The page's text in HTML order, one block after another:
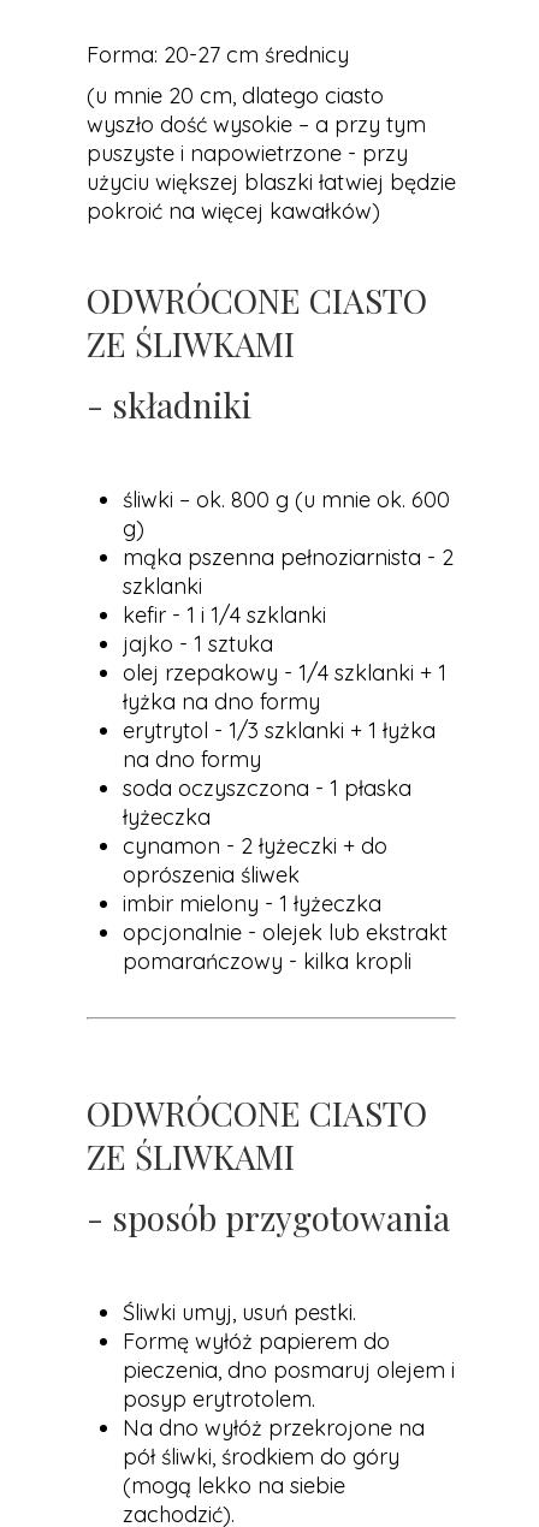
Forma: 20-27 cm średnicy
(u mnie 20 cm, dlatego ciasto
wyszło dość wysokie – a przy tym
puszyste i napowietrzone - przy
użyciu większej blaszki łatwiej będzie
pokroić na więcej kawałków)
ODWRÓCONE CIASTO
ZE ŚLIWKAMI
- składniki
śliwki – ok. 800 g (u mnie ok. 600
g)
mąka pszenna pełnoziarnista - 2
szklanki
kefir - 1 i 1/4 szklanki
jajko - 1 sztuka
olej rzepakowy - 1/4 szklanki + 1
łyżka na dno formy
erytrytol - 1/3 szklanki + 1 łyżka
na dno formy
soda oczyszczona - 1 płaska
łyżeczka
cynamon - 2 łyżeczki + do
oprószenia śliwek
imbir mielony - 1 łyżeczka
opcjonalnie - olejek lub ekstrakt
pomarańczowy - kilka kropli
ODWRÓCONE CIASTO
ZE ŚLIWKAMI
- sposób przygotowania
Śliwki umyj, usuń pestki.
Formę wyłóż papierem do
pieczenia, dno posmaruj olejem i
posyp erytrotolem.
Na dno wyłóż przekrojone na
pół śliwki, środkiem do góry
(mogą lekko na siebie
zachodzić).